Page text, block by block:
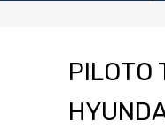
PILOTO